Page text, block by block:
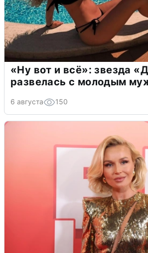
«Ну вот и всё»: звезда
развелась с молодым
6 августа 150